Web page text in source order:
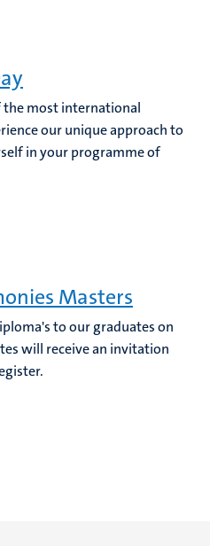
the most international
our unique approach to
in your programme of
Masters
to our graduates on
will receive an invitation